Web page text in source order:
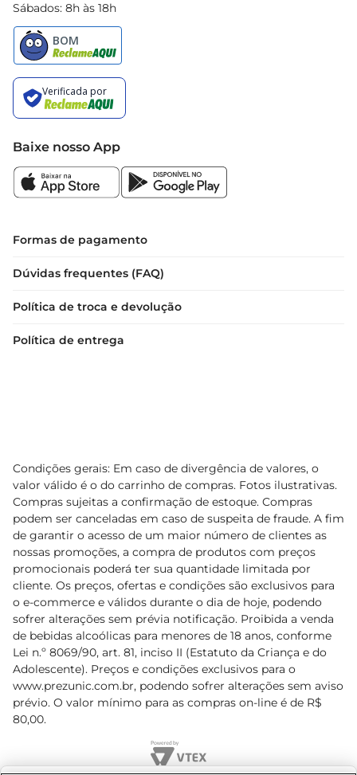
Sábados: 8h às 18h
Baixe nosso App
Formas de pagamento
Dúvidas frequentes (FAQ)
Política de troca e devolução
Política de entrega
Condições gerais: Em caso de divergência de valores, o
valor válido é o do carrinho de compras. Fotos ilustrativas.
Compras sujeitas a confirmação de estoque. Compras
podem ser canceladas em caso de suspeita de fraude. A fim
de garantir o acesso de um maior número de clientes as
nossas promoções, a compra de produtos com preços
promocionais poderá ter sua quantidade limitada por
cliente. Os preços, ofertas e condições são exclusivos para
o e-commerce e válidos durante o dia de hoje, podendo
sofrer alterações sem prévia notificação. Proibida a venda
de bebidas alcoólicas para menores de 18 anos, conforme
Lei n.º 8069/90, art. 81, inciso II (Estatuto da Criança e do
Adolescente). Preços e condições exclusivos para o
www.prezunic.com.br, podendo sofrer alterações sem aviso
prévio. O valor mínimo para as compras on-line é de R$
80,00.